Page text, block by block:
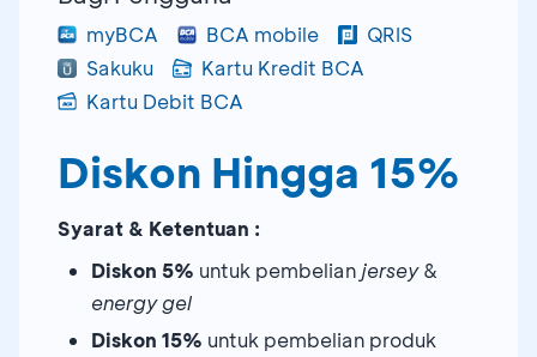
myBCA BCA mobile
QRIS
Sakuku
Kartu Kredit BCA
Kartu Debit BCA
Diskon Hingga 15%
Syarat & Ketentuan :
Diskon 5% untuk pembelian jersey&
energy gel
Diskon 15% untuk pembelian produk